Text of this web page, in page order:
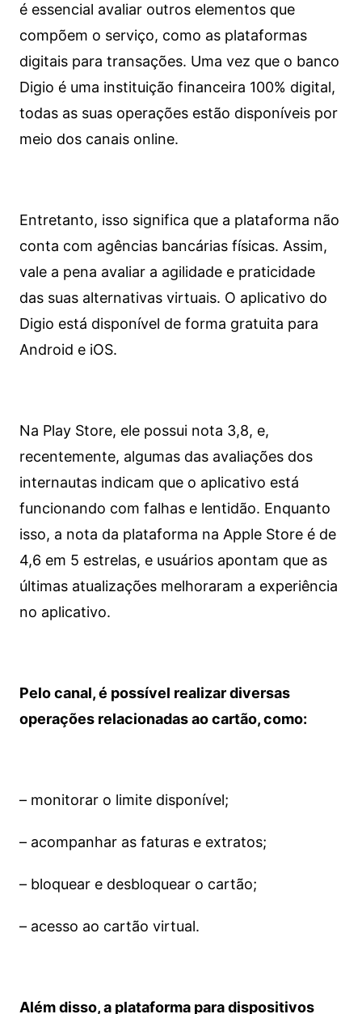
é essencial avaliar outros elementos que
compõem o serviço, como as plataformas
digitais para transações. Uma vez que o banco
Digio é uma instituição financeira 100% digital,
todas as suas operações estão disponíveis por
meio dos canais online.
Entretanto, isso significa que a plataforma não
conta com agências bancárias físicas. Assim,
vale a pena avaliar a agilidade e praticidade
das suas alternativas virtuais. O aplicativo do
Digio está disponível de forma gratuita para
Android e iOS.
Na Play Store, ele possui nota 3,8, e,
recentemente, algumas das avaliações dos
internautas indicam que o aplicativo está
funcionando com falhas e lentidão. Enquanto
isso, a nota da plataforma na Apple Store é de
4,6 em 5 estrelas, e usuários apontam que as
últimas atualizações melhoraram a experiência
no aplicativo.
Pelo canal, é possível realizar diversas
operações relacionadas ao cartão, como:
– monitorar o limite disponível;
– acompanhar as faturas e extratos;
– bloquear e desbloquear o cartão;
– acesso ao cartão virtual.
Além disso, a plataforma para dispositivos